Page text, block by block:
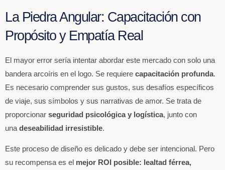
La Piedra Angular: Capacitación con
Propósito y Empatía Real
El mayor error sería intentar abordar este mercado con solo una
bandera arcoíris en el logo. Se requiere capacitación profunda.
Es necesario comprender sus gustos, sus desafíos específicos
de viaje, sus símbolos y sus narrativas de amor. Se trata de
proporcionar seguridad psicológica y logística, junto con
una deseabilidad irresistible.
Este proceso de diseño es delicado y debe ser intencional. Pero
su recompensa es el mejor ROI posible: lealtad férrea,